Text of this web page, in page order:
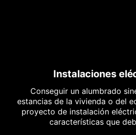
Instalaciones
Conseguir un alumbrado
estancias de la vivienda o del
proyecto de instalación
características que